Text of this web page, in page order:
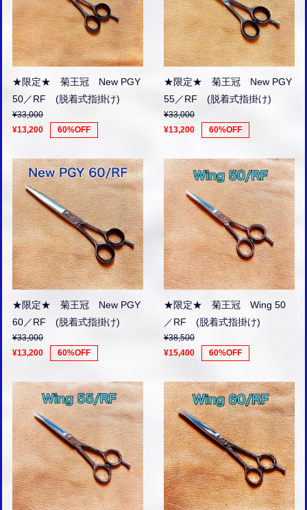
★限定★ 菊王冠 New PGY
50／RF (脱着式指掛け)
¥33,000
¥13,200
60%OFF
★限定★ 菊王冠 New PGY
55／RF (脱着式指掛け)
¥33,000
¥13,200
60%OFF
★限定★ 菊王冠 New PGY
60／RF (脱着式指掛け)
¥33,000
¥13,200
60%OFF
★限定★ 菊王冠 Wing 50
／RF (脱着式指掛け)
¥38,500
¥15,400
60%OFF